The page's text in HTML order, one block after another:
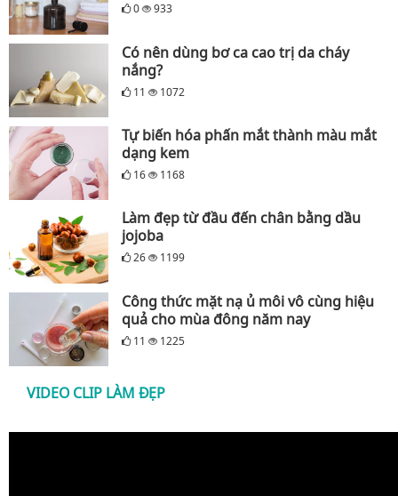
0 933
Có nên dùng bơ ca cao trị da cháy
nắng?
11 1072
Tự biến hóa phấn mắt thành màu mắt
dạng kem
16 1168
Làm đẹp từ đầu đến chân bằng dầu
jojoba
26 1199
Công thức mặt nạ ủ môi vô cùng hiệu
quả cho mùa đông năm nay
11 1225
VIDEO CLIP LÀM ĐẸP